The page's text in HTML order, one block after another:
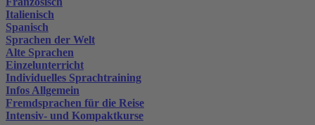
Italienisch
Spanisch
Sprachen der Welt
Alte Sprachen
Einzelunterricht
Individuelles Sprachtraining
Infos Allgemein
Fremdsprachen für die Reise
Intensiv- und Kompaktkurse